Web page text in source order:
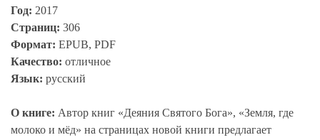
Год: 2017
Страниц: 306
Формат: EPUB, PDF
Качество: отличное
Язык: русский
О книге: Автор книг «Деяния Святого Бога», «Земля, где
молоко и мёд» на страницах новой книги предлагает